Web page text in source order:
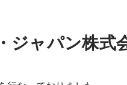
ジャパン株式